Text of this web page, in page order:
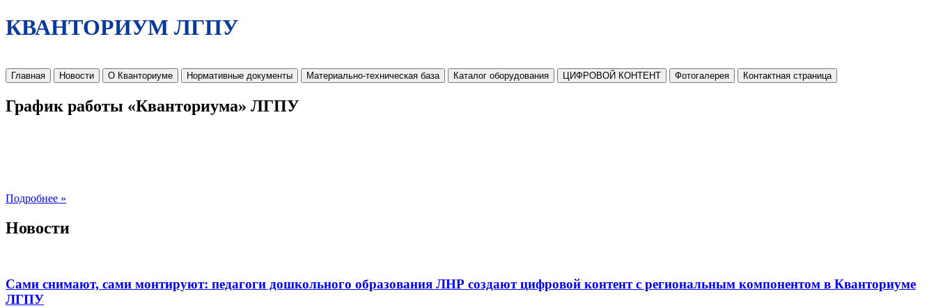
КВАНТОРИУМ ЛГПУ
Главная Новости О Кванториуме Нормативные документы Материально-техническая база Каталог оборудования ЦИФРОВОЙ КОНТЕНТ Фотогалерея Контактная страница
График работы «Кванториума» ЛГПУ
Подробнее »
Новости
Сами снимают, сами монтируют: педагоги дошкольного образования ЛНР создают цифровой контент с региональным компонентом в Кванториуме
ЛГПУ​